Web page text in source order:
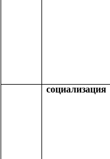
социализация